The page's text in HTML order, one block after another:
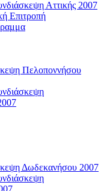
Αττικής 2007
Επιτροπή
Πελοποννήσου
Δωδεκανήσου 2007